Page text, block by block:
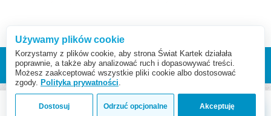
Copyright © 2026 www.swiat-kartek.pl
Używamy plików cookie
Korzystamy z plików cookie, aby strona Świat Kartek działała
poprawnie, a także aby analizować ruch i dopasowywać treści.
Możesz zaakceptować wszystkie pliki cookie albo dostosować
zgody. Polityka prywatności.
Dostosuj Odrzuć opcjonalne Akceptuję
Złóż zamówienie